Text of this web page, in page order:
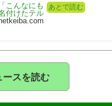
こんなにも
付けたテル
あとで読む
ースを読む